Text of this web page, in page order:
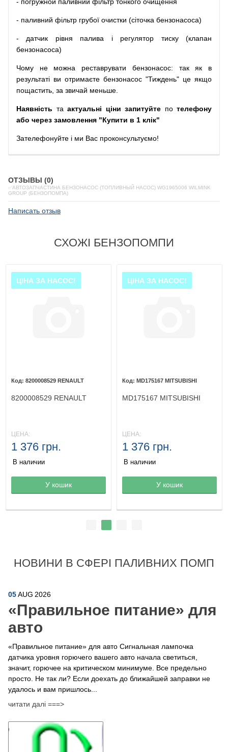
- паливний фільтр грубої очистки (сіточка бензонасоса)
- датчик рівня палива і регулятор тиску (клапан
бензонасоса)
Чому не можна реставрувати бензонасос: так як
в
результаті ви отримаєте бензонасос "Тиждень" це якщо
пощастить, за звичай меньше.
Наявність та актуальні ціни запитуйте по телефону
або через замовлення "Купити в 1 клік"
Зателефонуйте і ми Вас проконсультуємо!
ОТЗЫВЫ (0)
✅АВТОЗАПЧАСТИНА БЕНЗОНАСОС (ТОПЛИВНЫЙ НАСОС) WG1965006 WILMINK
GROUP (БЕНЗОПОМПА)
Написать отзыв
СХОЖІ БЕНЗОПОМПИ
Товар в корзине
ЦІНА ЗА НАСОС!
8200008529 RENAULT
8200008529 RENAULT
ЦЕНА:
1 376 грн.
В наличии
У кошик Товар в корзине
ЦІНА ЗА НАСОС!
MD175167 MITSUBISHI
MD175167 MITSUBISHI
ЦЕНА:
1 376 грн.
В наличии
У кошик
НОВИНИ В СФЕРІ ПАЛИВНИХ ПОМП
05AUG 2026
​«Правильное питание» для
авто
«Правильное питание» для авто Сигнальная лампочка
датчика уровня горючего вашего авто начала светиться,
значит, горючее на критическом минимуме. Все предельно
просто. Не так ли? Если доехать до ближайшей заправки не
удалось и вам пришлось...
читати далі ===>